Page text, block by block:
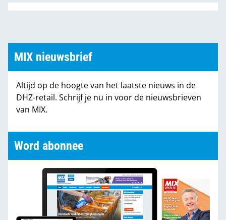
MIX nieuwsbrief
Altijd op de hoogte van het laatste nieuws in de
DHZ-retail. Schrijf je nu in voor de nieuwsbrieven
van MIX.
Word abonnee